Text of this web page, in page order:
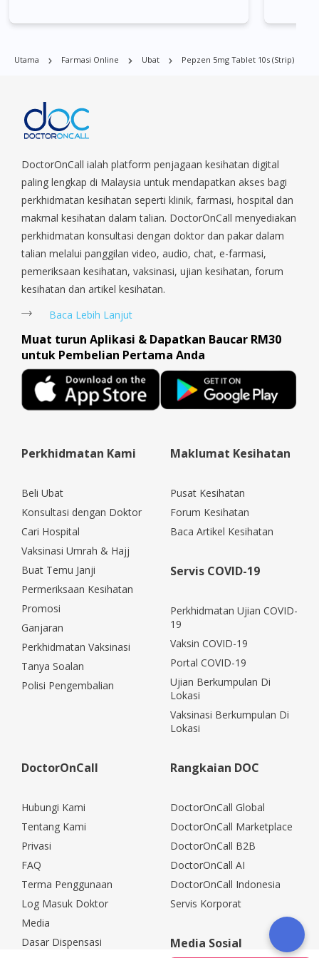
Commonwealt, City Hall, Clarke Quay, Changi Airport, Changi
Park, Geylang, Hougang, Harbourfront, Holland, Jurong, Jurong
East, Jurong West, Kallang/ Whampoa, Lim Chu Kang, Marine
Parade, Marina, Macpherson, Mandai, Newton, Novena,
Queenstown, Raffles Place, Rochor, River Valley, Sembawang,
Sengkang, Serangoon, Serangoon Rd, Seletar, Tampines, Toa
Payoh, Tanjong Pagar, Telok Blangah, Tanglin, Thomson, Tuas,
Tengah, Upper East Coast, Upper Bukit Timah, Upper Thomson,
Woodlands, West Coast, Yishun, Yio Chu Kang.
Utama Farmasi Online Ubat Pepzen 5mg Tablet 10s (strip)
DoctorOnCall ialah platform penjagaan kesihatan digital
paling lengkap di Malaysia untuk mendapatkan akses bagi
perkhidmatan kesihatan seperti klinik, farmasi, hospital dan
makmal kesihatan dalam talian. DoctorOnCall menyediakan
perkhidmatan konsultasi dengan doktor dan pakar dalam
talian melalui panggilan video, audio, chat, e-farmasi,
pemeriksaan kesihatan, vaksinasi, ujian kesihatan, forum
kesihatan dan artikel kesihatan.
Baca Lebih Lanjut
Muat turun Aplikasi & Dapatkan Baucar RM30
untuk Pembelian Pertama Anda
Perkhidmatan Kami
Beli Ubat
Konsultasi dengan Doktor
Cari Hospital
Vaksinasi Umrah & Hajj
Buat Temu Janji
Permeriksaan Kesihatan
Promosi
Ganjaran
Perkhidmatan Vaksinasi
Tanya Soalan
Polisi Pengembalian
Maklumat Kesihatan
Pusat Kesihatan
Forum Kesihatan
Baca Artikel Kesihatan
Servis COVID-19
Perkhidmatan Ujian COVID-
19
Vaksin COVID-19
Portal COVID-19
Ujian Berkumpulan Di
Lokasi
Vaksinasi Berkumpulan Di
Lokasi
DoctorOnCall
Hubungi Kami
Tentang Kami
Privasi
FAQ
Terma Penggunaan
Log Masuk Doktor
Media
Dasar Dispensasi
Rangkaian DOC
DoctorOnCall Global
DoctorOnCall Marketplace
DoctorOnCall B2B
DoctorOnCall AI
DoctorOnCall Indonesia
Servis Korporat
Media Sosial